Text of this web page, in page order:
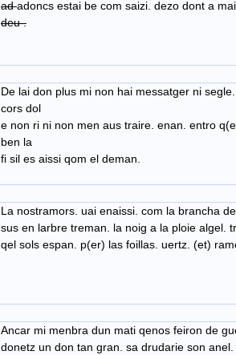
adadoncs estai be com saizi. dezo dont a
deu .
De lai don plus mi non hai messatger ni
cors dol
e non ri ni non men aus traire. enan. entro
ben la
fi sil es aissi qom el deman.
La nostramors. uai enaissi. com la brancha
sus en larbre treman. la noig a la ploie algel.
qel sols espan. p(er) las foillas. uertz. (et)
Ancar mi menbra dun mati qenos feiron de
donetz un don tan gran. sa drudarie son